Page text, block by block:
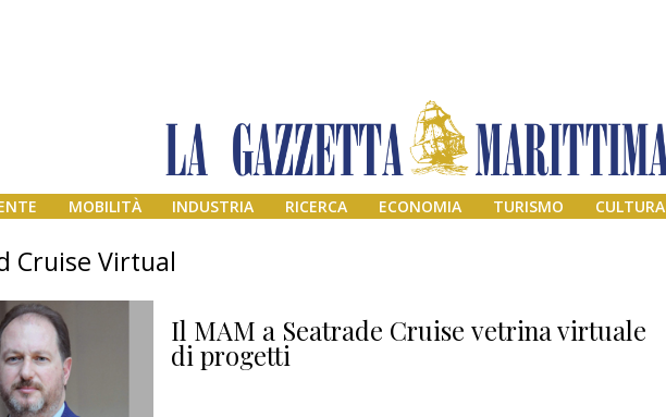
MOBILITÀ INDUSTRIA RICERCA ECONOMIA TURISMO CULTURA
Cruise Virtual
Il MAM a Seatrade Cruise vetrina virtuale
di progetti